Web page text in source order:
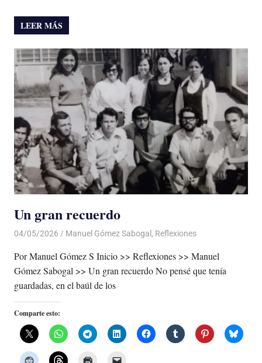
LEER MÁS
Un gran recuerdo
04/05/2026 De todo un Poco
Manuel Gómez Sabogal , Reflexiones
Por Manuel Gómez S Inicio >> Reflexiones >> Manuel
Gómez Sabogal >> Un gran recuerdo No pensé que tenía
guardadas, en el baúl de los
Comparte esto: